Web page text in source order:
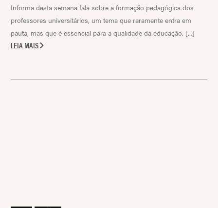
Informa desta semana fala sobre a formação pedagógica dos
professores universitários, um tema que raramente entra em
pauta, mas que é essencial para a qualidade da educação. [...]
LEIA MAIS